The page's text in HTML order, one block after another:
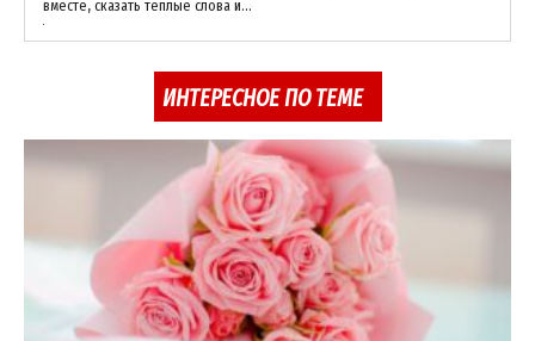
вместе, сказать теплые слова и...
ИНТЕРЕСНОЕ ПО ТЕМЕ